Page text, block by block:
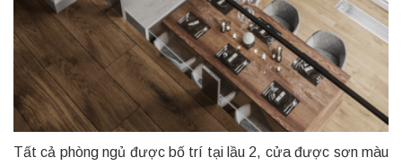
Tất cả phòng ngủ được bố trí tại lầu 2, cửa được sơn màu